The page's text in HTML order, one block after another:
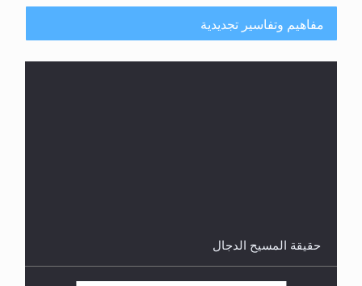
مفاهيم وتفاسير تجديدية
حقيقة المسيح الدجال